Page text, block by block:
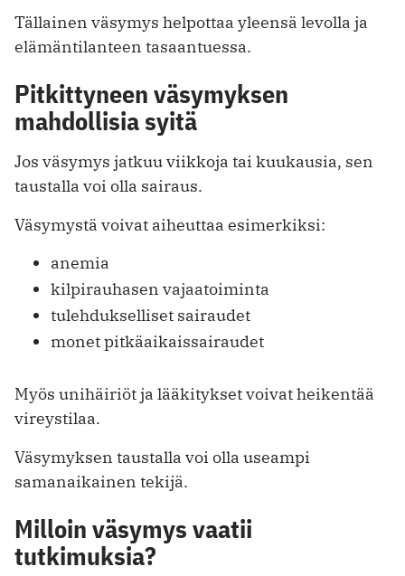
Tällainen väsymys helpottaa yleensä levolla ja
elämäntilanteen tasaantuessa.
Pitkittyneen väsymyksen
mahdollisia syitä
Jos väsymys jatkuu viikkoja tai kuukausia, sen
taustalla voi olla sairaus.
Väsymystä voivat aiheuttaa esimerkiksi:
anemia
kilpirauhasen vajaatoiminta
tulehdukselliset sairaudet
monet pitkäaikaissairaudet
Myös unihäiriöt ja lääkitykset voivat heikentää
vireystilaa.
Väsymyksen taustalla voi olla useampi
samanaikainen tekijä.
Milloin väsymys vaatii
tutkimuksia?